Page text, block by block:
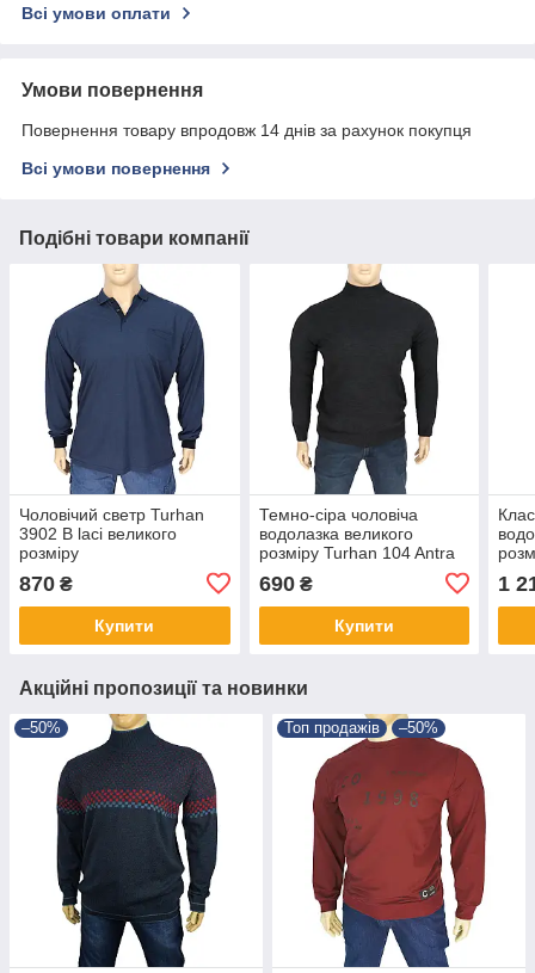
Всі умови оплати
Умови повернення
Повернення товару впродовж 14 днів за рахунок покупця
Всі умови повернення
Подібні товари компанії
Чоловічий светр Turhan
3902 B laci великого
розміру
870 ₴
Купити
Темно-сіра чоловіча
водолазка великого
розміру Turhan 104 Antra
690₴
Купити
1
Акційні пропозиції та новинки
–50% Топ продажів –50%